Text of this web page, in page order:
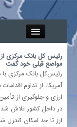
جذب
آگهی
رئیس کل بانک مرکزی از
مواضع قبلی خود گفت
رئیس‌کل بانک مرکزی با
آمریکا، از تداوم
ارزی و جلوگیری از
در داخل کشور تلاش
ارز تا حد امکان کنترل